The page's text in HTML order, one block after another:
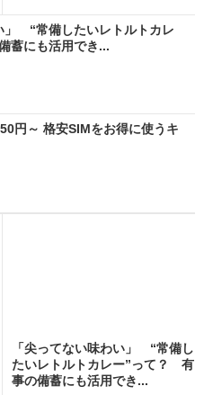
」 “常備したいレトルトカレ
蓄にも活用でき...
円～ 格安SIMをお得に使うキ
「尖ってない味わい」 “常備し
たいレトルトカレー”って？ 有
事の備蓄にも活用でき...